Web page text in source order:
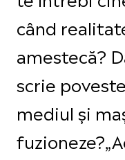
când
amestecă?
scrie
mediul și